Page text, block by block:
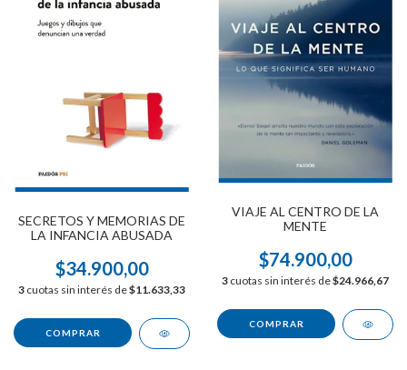
SECRETOS Y MEMORIAS DE
LA INFANCIA ABUSADA
$34.900,00
3 cuotas sin interés de$11.633,33
VIAJE AL CENTRO DE LA
MENTE
$74.900,00
3 cuotas sin interés de$24.966,67